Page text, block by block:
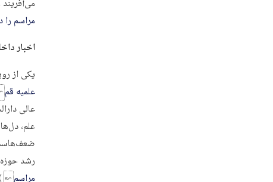
می‌آفريند و از آزمون
مراسم را
اخبار
یکی از
علمیه قم
عالی
علم،
رشد
مراسم